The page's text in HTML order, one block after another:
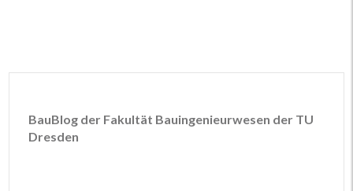
BauBlog der Fakultät Bauingenieurwesen der TU
Dresden